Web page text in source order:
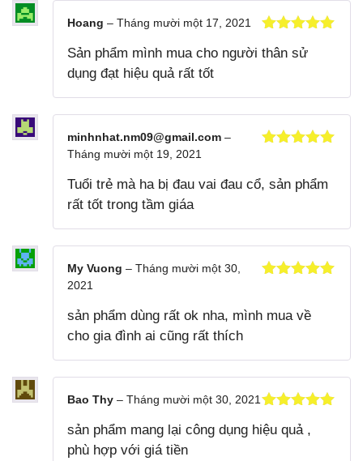
hạng55
Hoang – Tháng mười một 17, 2021
Sản phẩm mình mua cho người thân sử
dụng đạt hiệu quả rất tốt
sao
minhnhat.nm09@gmail.com –
Tháng mười một 19, 2021
Tuổi trẻ mà ha bị đau vai đau cổ, sản phẩm
rất tốt trong tầm giáa
sao
My Vuong – Tháng mười một 30,
2021
sản phẩm dùng rất ok nha, mình mua về
cho gia đình ai cũng rất thích
hạng5 5
Bao Thy – Tháng mười một 30, 2021
sản phẩm mang lại công dụng hiệu quả ,
phù hợp với giá tiền